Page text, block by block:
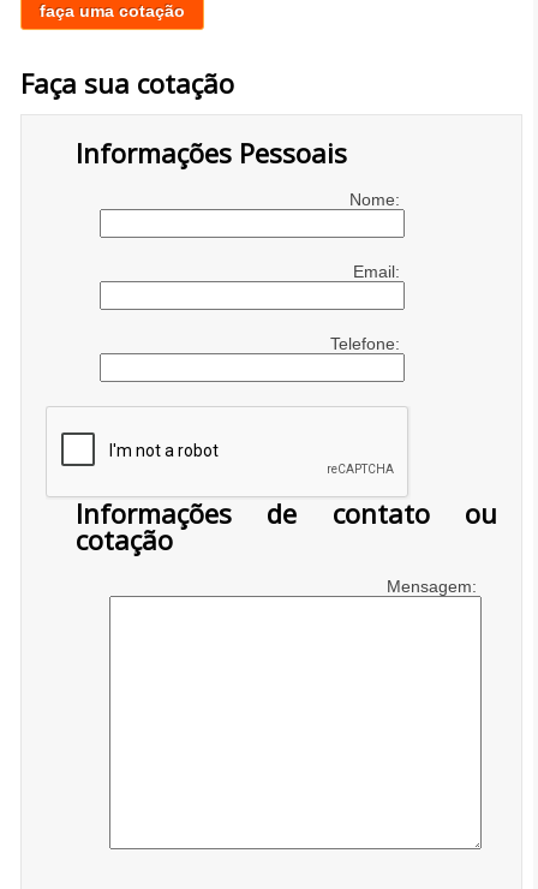
faça uma cotação
Faça sua cotação
Informações Pessoais
Nome:
Email:
Telefone:
Informações de contato ou
cotação
Mensagem: